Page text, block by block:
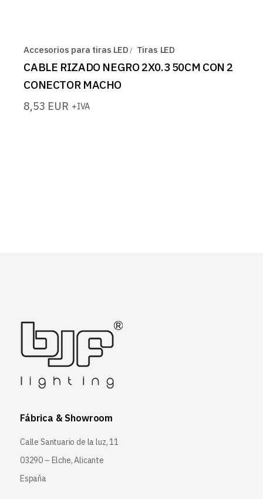
Accesorios para tiras LED Tiras LED
CABLE RIZADO NEGRO 2X0.3 50CM CON 2
CONECTOR MACHO
8,53 EUR +IVA
Fábrica & Showroom
Calle Santuario de la luz, 11
03290 – Elche, Alicante
España